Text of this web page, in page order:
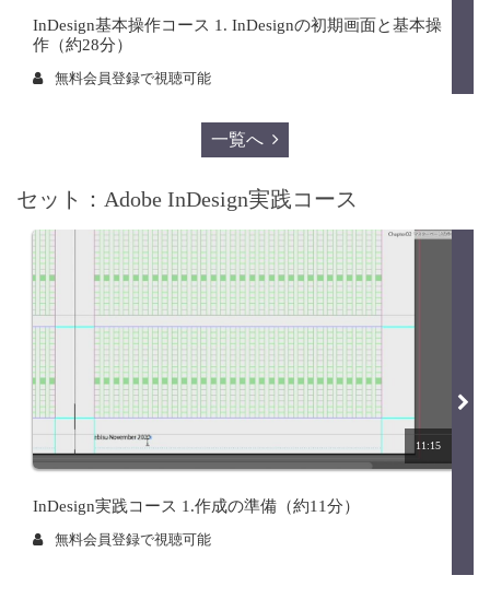
InDesign基本操作コース 1. InDesignの初期画面と基本操
作（約28分）
無料会員登録で視聴可能
一覧へ
セット：Adobe InDesign実践コース
11:15
InDesign実践コース 1.作成の準備（約11分）
無料会員登録で視聴可能